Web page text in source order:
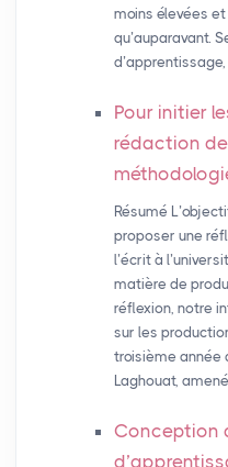
moins élevées
qu’auparavant.
Pour initier
rédaction
Résumé
proposer une
l’écrit à
matière de
réflexion, notre
sur les
troisième année
Laghouat,
Conception